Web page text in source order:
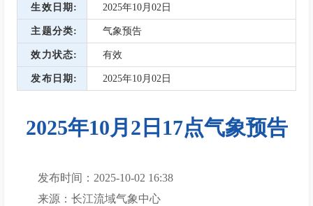
生效日期 2025年10月02日
主题分类 气象预告
效力状态 有效
发布日期 2025年10月02日
2025年10月2日17点气象预告
发布时间：2025-10-02 16:38
来源：长江流域气象中心